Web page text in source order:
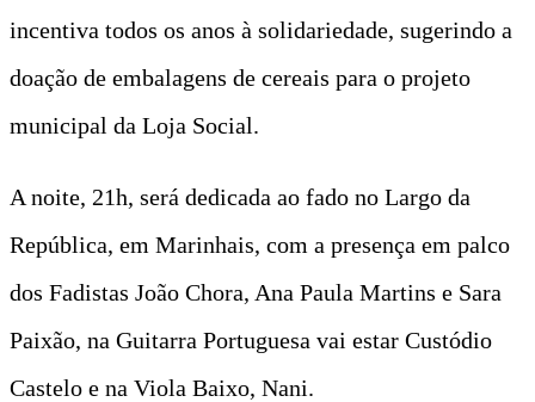
incentiva todos os anos à solidariedade, sugerindo a
doação de embalagens de cereais para o projeto
municipal da Loja Social.
A noite, 21h, será dedicada ao fado no Largo da
República, em Marinhais, com a presença em palco
dos Fadistas João Chora, Ana Paula Martins e Sara
Paixão, na Guitarra Portuguesa vai estar Custódio
Castelo e na Viola Baixo, Nani.